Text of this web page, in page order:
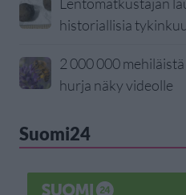
Lentomatkustajan
historiallisia
2 000 000
hurja näky videolle
Suomi24